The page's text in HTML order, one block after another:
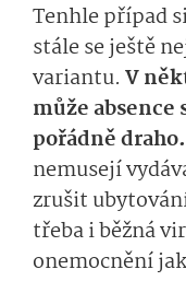
Tenhle případ
stále se ještě
variantu. V
může
pořádně draho.
nemusejí
zrušit
třeba i běžná
onemocnění